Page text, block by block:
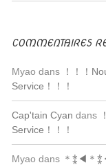
COMMENTAIRES
Myao dans
！！！
Service！！！
Cap'tain Cyan dans
Service！！！
Myao dans ＊⁑◀︎＊